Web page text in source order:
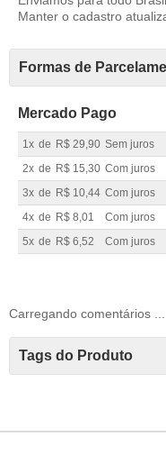
Manter o cadastro
Formas de
Mercado Pago
1x de R$ 29,90 Sem juros
2x de R$ 15,30 Com juros
3x de R$ 10,44 Com juros
4x de R$ 8,01 Com juros
5x de R$ 6,52 Com juros
Carregando comentários ...
Tags do Produto